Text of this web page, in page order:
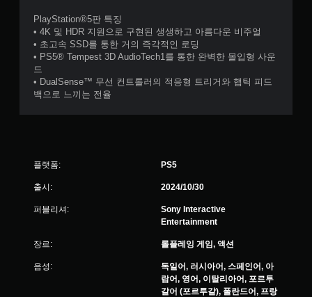
PlayStation®5판 특징
• 4K 및 HDR 지원으로 구현된 생생하고 아름다운 비주얼
• 초고속 SSD를 통한 거의 즉각적인 로딩
• PS5® Tempest 3D AudioTech1를 통한 완벽한 몰입형 사운
드
• DualSense™ 무선 컨트롤러의 적응형 트리거와 햅틱 피드
백으로 느끼는 전율
플랫폼: PS5
출시: 2024/10/30
퍼블리셔:
Sony Interactive
Entertainment
장르: 롤플레잉 게임, 액션
음성:
독일어, 러시아어, 스페인어, 아
랍어, 영어, 이탈리아어, 포르투
갈어 (포르투갈), 폴란드어, 프랑